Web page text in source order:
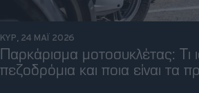
ΚΥΡ, 24 ΜΑΪ 2026
Παρκάρισμα μοτοσυκλέτας: Τι
πεζοδρόμια και ποια είναι τα